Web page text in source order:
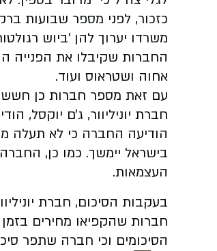
כזכור, לפני מספר שבועות
משרדו יערוך להן 'ביוש
החברות שקיבלו את הפנייה
אחוה ושטראוס ועוד.
עם זאת מספר חברות כן
חברת יוניליוור, ג׳ם יוקסל,
בישראל יימשך. כמו כן,
העצמאות.
בעקבות הסיכום, חברת
חברות שהקפיאו מחירים
הסיכומים וכי חברה שתפר